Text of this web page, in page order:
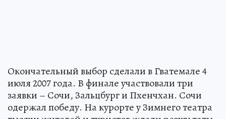
Окончательный выбор сделали в Гватемале 4
июля 2007 года. В финале участвовали три
заявки – Сочи, Зальцбург и Пхенчхан. Сочи
одержал победу. На курорте у Зимнего театра